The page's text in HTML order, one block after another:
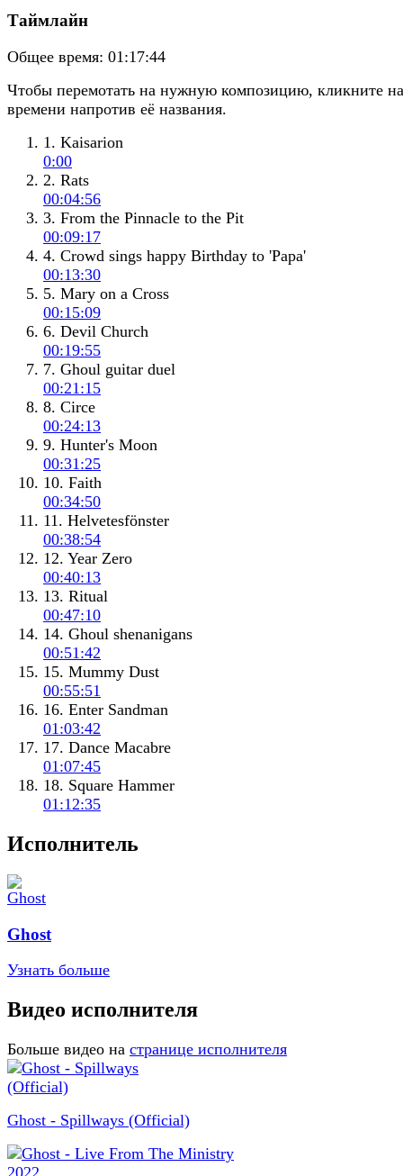
Таймлайн
Общее время: 01:17:44
Чтобы перемотать на нужную композицию, кликните на
времени напротив её названия.
1. Kaisarion
0:00
2. Rats
00:04:56
3. From the Pinnacle to the Pit
00:09:17
4. Crowd sings happy Birthday to 'Papa'
00:13:30
5. Mary on a Cross
00:15:09
6. Devil Church
00:19:55
7. Ghoul guitar duel
00:21:15
8. Circe
00:24:13
9. Hunter's Moon
00:31:25
10. Faith
00:34:50
11. Helvetesfönster
00:38:54
12. Year Zero
00:40:13
13. Ritual
00:47:10
14. Ghoul shenanigans
00:51:42
15. Mummy Dust
00:55:51
16. Enter Sandman
01:03:42
17. Dance Macabre
01:07:45
18. Square Hammer
01:12:35
Исполнитель
Ghost
Узнать больше
Видео исполнителя
Больше видео на странице исполнителя
Ghost - Spillways (Official)